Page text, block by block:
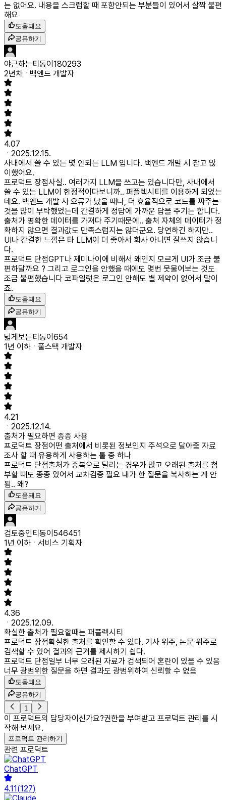
는 없어요. 내용을 스크랩할 때 포함안되는 부분들이 있어서 살짝 불편
해요
도움돼요
공유하기
야근하는티동이180293
2년차
백엔드 개발자
4.07
2025.12.15.
사내에서 쓸 수 있는 몇 안되는 LLM 입니다. 백엔드 개발 시 참고 많
이했어요.
프로덕트 장점사실.. 여러가지 LLM을 쓰고는 있습니다만, 사내에서
쓸 수 있는 LLM이 한정적이다보니까.. 퍼플렉시티를 이용하게 되었는
데요. 백엔드 개발 시 오류가 났을 때나, 더 효율적으로 코드를 짜주는
것을 많이 부탁했었는데 간결하게 정답에 가까운 답을 주기는 합니다.
출처가 명확한 데이터를 가져다 주기때문에.. 출처 자체의 데이터가 정
확하지 않으면 결과값도 만족스럽지는 않더군요. 당연하긴 하지만..
UI나 간결한 느낌은 타 LLM이 더 좋아서 회사 아니면 잘쓰지 않습니
다.
프로덕트 단점GPT나 제미나이에 비해서 왜인지 모르게 UI가 조금 불
편하달까요 ? 그리고 로그인을 안했을 때에도 몇번 못물어보는 것도
조금 불편했습니다 코파일럿은 로그인 안해도 별 제약이 없어서 말이
죠.
도움돼요
공유하기
넓게보는티동이654
1년 이하
풀스택 개발자
4.21
2025.12.14.
출처가 필요하면 종종 사용
프로덕트 장점어떤 출처에서 비롯된 정보인지 주석으로 달아줌 자료
조사 할 때 유용하게 사용하는 툴 중 하나
프로덕트 단점출처가 중복으로 달리는 경우가 많고 오래된 출처를 첨
부할 때도 종종 있어서 교차검증 필요 내가 한 질문을 복사하는 게 안
됨.. 왜?
도움돼요
공유하기
검토중인티동이546451
1년 이하
서비스 기획자
4.36
2025.12.09.
확실한 출처가 필요할때는 퍼플렉시티
프로덕트 장점확실한 출처를 확인할 수 있다. 기사 위주, 논문 위주로
검색할 수 있어 결과의 근거를 제시하기 쉽다.
프로덕트 단점일부 너무 오래된 자료가 검색되어 혼란이 있을 수 있음
너무 광범위한 질문을 하면 결과도 광범위하여 신뢰할 수 없음
도움돼요
공유하기
1
이 프로덕트의 담당자이신가요?권한을 부여받고 프로덕트 관리를 시
작해 보세요.
프로덕트 관리하기
관련 프로덕트
ChatGPT
4.11(127)